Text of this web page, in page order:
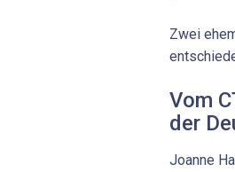
Zwei
Vom
der
Joanne